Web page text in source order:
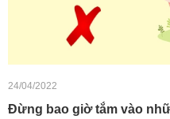
24/04/2022
Đừng bao giờ tắm vào